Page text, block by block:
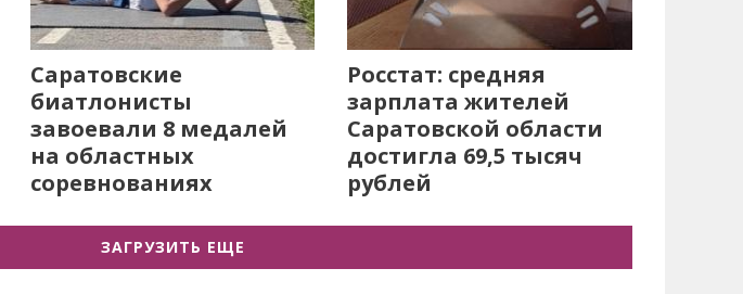
Саратовские
биатлонисты
завоевали 8 медалей
на областных
соревнованиях
Росстат: средняя
зарплата жителей
Саратовской области
достигла 69,5 тысяч
рублей
ЗАГРУЗИТЬ ЕЩЕ